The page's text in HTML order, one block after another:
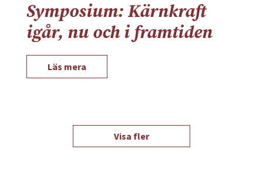
Symposium: Kärnkraft
igår, nu och i framtiden
Läs mera
Visa fler